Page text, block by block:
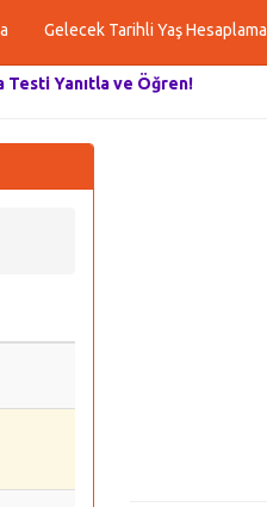
Gelecek Tarihli Yaş Hesaplama
Testi Yanıtla ve Öğren!